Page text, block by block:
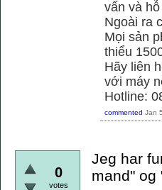
vấn và
Ngoài ra
Mọi sản
thiểu
Hãy liên
với máy
Hotline:
commented Jan 5
0
votes
Jeg har
mand" og